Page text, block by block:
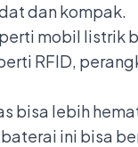
dan kompak.
mobil listrik
RFID,
bisa lebih
ini bisa